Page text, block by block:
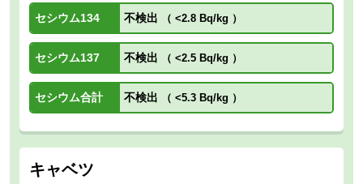
セシウム134 不検出 （ <2.8 Bq/kg ）
セシウム137 不検出 （ <2.5 Bq/kg ）
セシウム合計 不検出 （ <5.3 Bq/kg ）
キャベツ